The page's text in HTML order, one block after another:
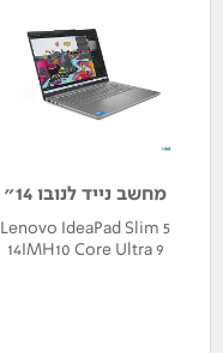
מחשב נייד לנובו 14"
Lenovo IdeaPad Slim 5
14IMH10 Core Ultra 9